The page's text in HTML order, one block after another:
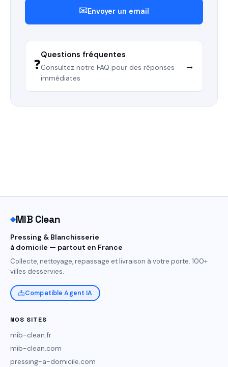
✉️Envoyer un email
❓
Questions fréquentes
Consultez notre FAQ pour des réponses
immédiates
→
◆MIB Clean
Pressing & Blanchisserie
à domicile — partout en France
Collecte, nettoyage, repassage et livraison à votre porte. 100+
villes desservies.
Compatible Agent IA
NOS SITES
mib-clean.fr
mib-clean.com
pressing-a-domicile.com